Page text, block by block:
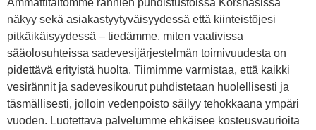
näkyy sekä asiakastyytyväisyydessä että kiinteistöjesi
pitkäikäisyydessä – tiedämme, miten vaativissa
sääolosuhteissa sadevesijärjestelmän toimivuudesta on
pidettävä erityistä huolta. Tiimimme varmistaa, että kaikki
vesirännit ja sadevesikourut puhdistetaan huolellisesti ja
täsmällisesti, jolloin vedenpoisto säilyy tehokkaana ympäri
vuoden. Luotettava palvelumme ehkäisee kosteusvaurioita